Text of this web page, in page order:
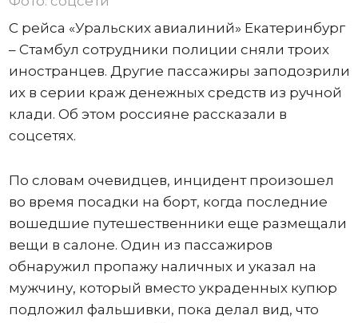
С рейса «Уральских авиалиний» Екатеринбург
– Стамбул сотрудники полиции сняли троих
иностранцев. Другие пассажиры заподозрили
их в серии краж денежных средств из ручной
клади. Об этом россияне рассказали в
соцсетях.
По словам очевидцев, инцидент произошел
во время посадки на борт, когда последние
вошедшие путешественники еще размещали
вещи в салоне. Один из пассажиров
обнаружил пропажу наличных и указал на
мужчину, который вместо украденных купюр
подложил фальшивки, пока делал вид, что